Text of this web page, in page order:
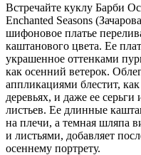
Встречайте куклу Барби
Enchanted Seasons (
шифоновое платье
каштанового цвета. Ее
украшенное оттенками
как осенний ветерок.
аппликациями блестит,
деревьях, и даже ее
листьев. Ее длинные
на плечи, а темная шляпа
и листьями, добавляет
осеннему портрету.